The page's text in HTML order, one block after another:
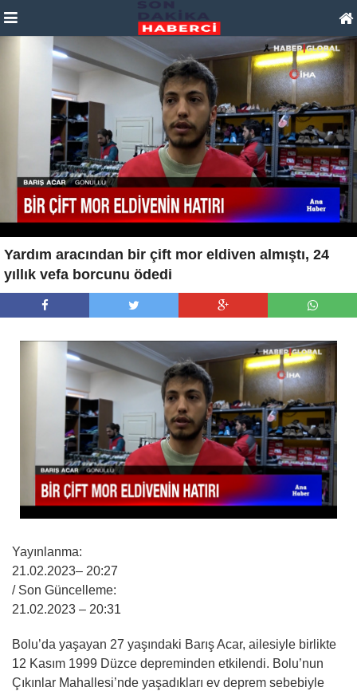
Yardım aracından bir çift mor eldiven almıştı, 24
yıllık vefa borcunu ödedi
Yayınlanma:
21.02.2023– 20:27
/ Son Güncelleme:
21.02.2023 – 20:31
Bolu’da yaşayan 27 yaşındaki Barış Acar, ailesiyle birlikte
12 Kasım 1999 Düzce depreminden etkilendi. Bolu’nun
Çıkınlar Mahallesi’nde yaşadıkları ev deprem sebebiyle